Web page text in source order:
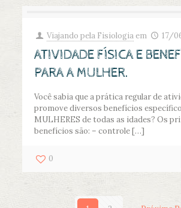
Viajando pela Fisiologia em 17/
ATIVIDADE FÍSICA E
PARA A MULHER.
Você sabia que a prática regular de
promove diversos benefícios
MULHERES de todas as idades? Os
benefícios são: – controle[…]
0